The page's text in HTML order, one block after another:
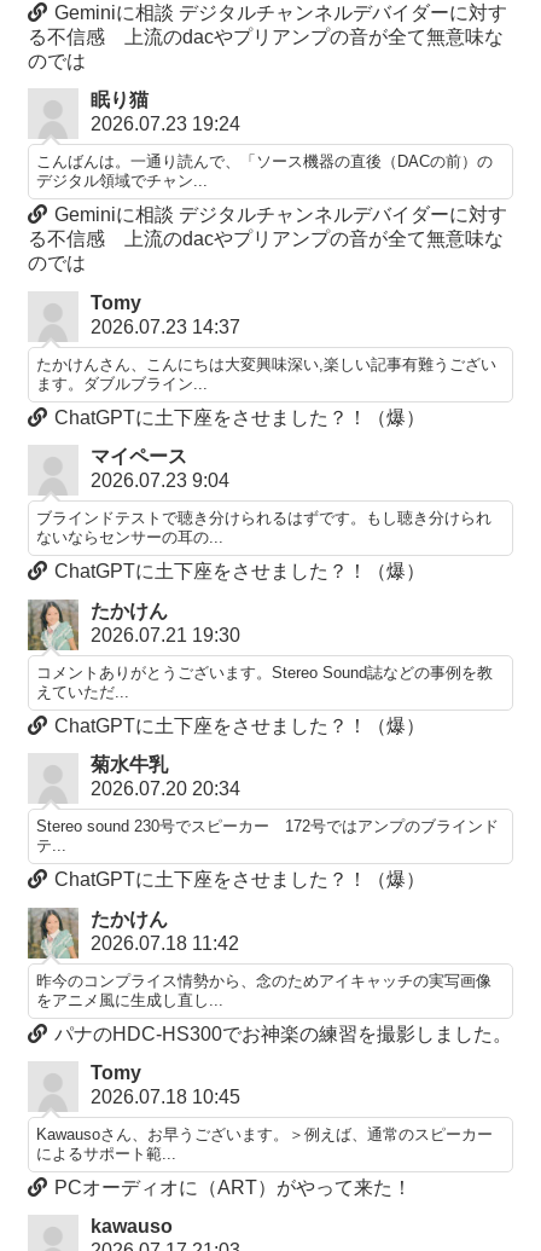
Geminiに相談 デジタルチャンネルデバイダーに対す
る不信感 上流のdacやプリアンプの音が全て無意味な
のでは
眠り猫
2026.07.23 19:24
こんばんは。一通り読んで、「ソース機器の直後（DACの前）の
デジタル領域でチャン...
Geminiに相談 デジタルチャンネルデバイダーに対す
る不信感 上流のdacやプリアンプの音が全て無意味な
のでは
Tomy
2026.07.23 14:37
たかけんさん、こんにちは大変興味深い,楽しい記事有難うござい
ます。ダブルブライン...
ChatGPTに土下座をさせました？！（爆）
マイペース
2026.07.23 9:04
ブラインドテストで聴き分けられるはずです。もし聴き分けられ
ないならセンサーの耳の...
ChatGPTに土下座をさせました？！（爆）
たかけん
2026.07.21 19:30
コメントありがとうございます。Stereo Sound誌などの事例を教
えていただ...
ChatGPTに土下座をさせました？！（爆）
菊水牛乳
2026.07.20 20:34
Stereo sound 230号でスピーカー 172号ではアンプのブラインド
テ...
ChatGPTに土下座をさせました？！（爆）
たかけん
2026.07.18 11:42
昨今のコンプライス情勢から、念のためアイキャッチの実写画像
をアニメ風に生成し直し...
パナのHDC-HS300でお神楽の練習を撮影しました。
Tomy
2026.07.18 10:45
Kawausoさん、お早うございます。＞例えば、通常のスピーカー
によるサポート範...
PCオーディオに（ART）がやって来た！
kawauso